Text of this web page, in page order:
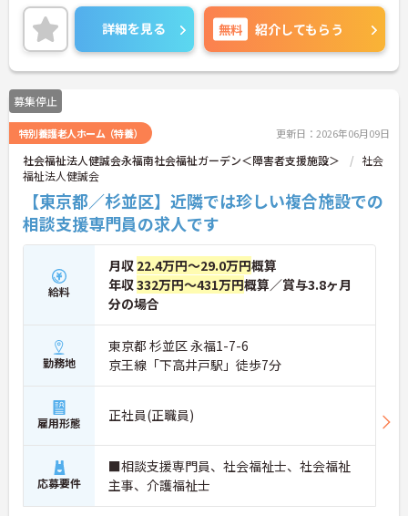
詳細を見る 無料 紹介してもらう
募集停止
特別養護老人ホーム（特養） 更新日：2026年06月09日
社会福祉法人健誠会永福南社会福祉ガーデン＜障害者支援施設＞
社会
福祉法人健誠会
【東京都／杉並区】近隣では珍しい複合施設での
相談支援専門員の求人です
給料
月収 22.4万円～29.0万円概算
年収332万円～431万円概算／賞与3.8ヶ月
分の場合
勤務地
東京都 杉並区 永福1-7-6
京王線「下高井戸駅」徒歩7分
雇用形態 正社員(正職員)
応募要件
■相談支援専門員、社会福祉士、社会福祉
主事、介護福祉士